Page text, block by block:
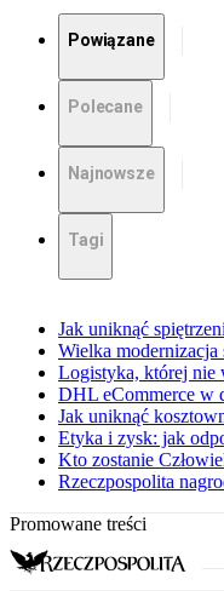
Powiązane
Polecane
Najnowsze
Tagi
Jak uniknąć
Wielka
Logistyka, której nie
DHL eCommerce w
Jak uniknąć
Etyka i zysk: jak
Kto zostanie
Rzeczpospolita
Promowane treści